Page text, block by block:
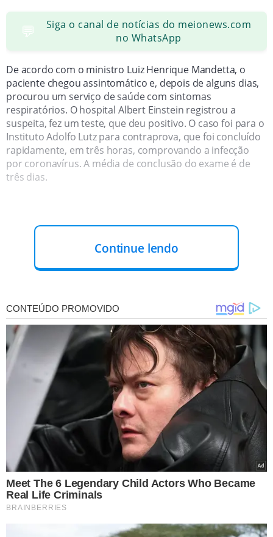
💬
Siga o canal de notícias do meionews.com
no WhatsApp
De acordo com o ministro Luiz Henrique Mandetta, o
paciente chegou assintomático e, depois de alguns dias,
procurou um serviço de saúde com sintomas
respiratórios. O hospital Albert Einstein registrou a
suspeita, fez um teste, que deu positivo. O caso foi para o
Instituto Adolfo Lutz para contraprova, que foi concluído
rapidamente, em três horas, comprovando a infecção
por coronavírus. A média de conclusão do exame é de
três dias.
"Passamos a uma nova fase de providências, no sentido
de mitigar os efeitos da doença em SP e em todo Brasil.
Nosso comitê de emergência está reunido em SP, e de
tarde vamos nos juntar a eles para falar sobre o que deve
ser feito. Não muda muito com relação aos casos
suspeitos, mas agora temos uma patologia confirmada",
afirmou Mandetta.
Continue lendo